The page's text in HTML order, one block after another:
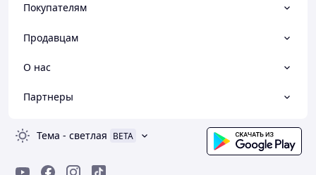
Покупателям
Продавцам
О нас
Партнеры
Тема - светлая BETA